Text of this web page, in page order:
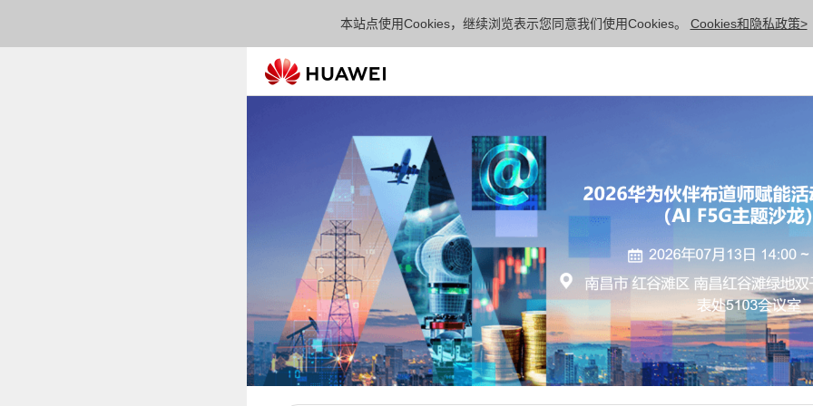
本站点使用Cookies，继续浏览表示您同意我们使用Cookies。 Cookies和隐私政策>